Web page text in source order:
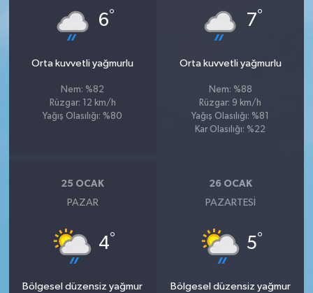
6°
Orta kuvvetli yağmurlu
Nem: %82
Rüzgar: 12 km/h
Yağış Olasılığı: %80
7°
Orta kuvvetli yağmurlu
Nem: %88
Rüzgar: 9 km/h
Yağış Olasılığı: %81
Kar Olasılığı: %22
25 OCAK
PAZAR
4°
Bölgesel düzensiz yağmur
26 OCAK
PAZARTESI
5°
Bölgesel düzensiz yağmur